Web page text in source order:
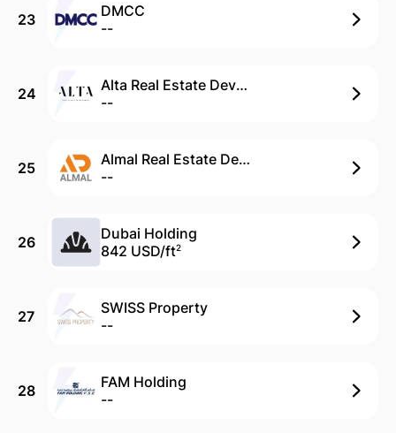
23
DMCC
--
24
Alta Real Estate Development
--
25
Almal Real Estate Development
--
26
Dubai Holding
842 USD/ft2
27
SWISS Property
--
28
FAM Holding
--